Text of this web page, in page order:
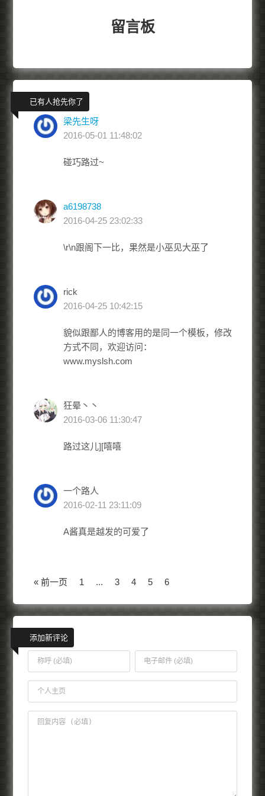
留言板
已有人抢先你了
梁先生呀
2016-05-01 11:48:02
碰巧路过~
a6198738
2016-04-25 23:02:33
\r\n跟阁下一比，果然是小巫见大巫了
rick
2016-04-25 10:42:15
貌似跟鄙人的博客用的是同一个模板，修改
方式不同，欢迎访问：
www.myslsh.com
狂晕丶丶
2016-03-06 11:30:47
路过这儿][嘻嘻
一个路人
2016-02-11 23:11:09
A酱真是越发的可爱了
« 前一页 1 ... 3 4 5 6
添加新评论